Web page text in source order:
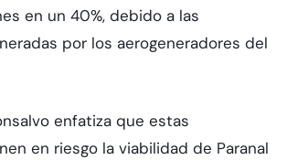
en un 40%, debido a las
por los aerogeneradores del
enfatiza que estas
en riesgo la viabilidad de Paranal